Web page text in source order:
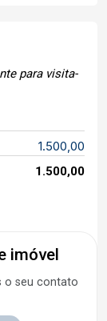
para visita-
1.500,00
1.500,00
imóvel
o seu contato